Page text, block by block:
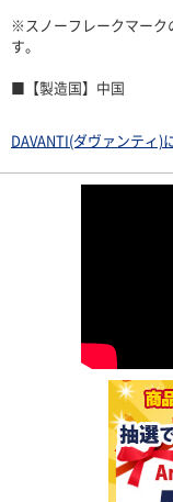
※スノーフレークマーク
す。
■【製造国】中国
DAVANTI(ダヴァンティ)